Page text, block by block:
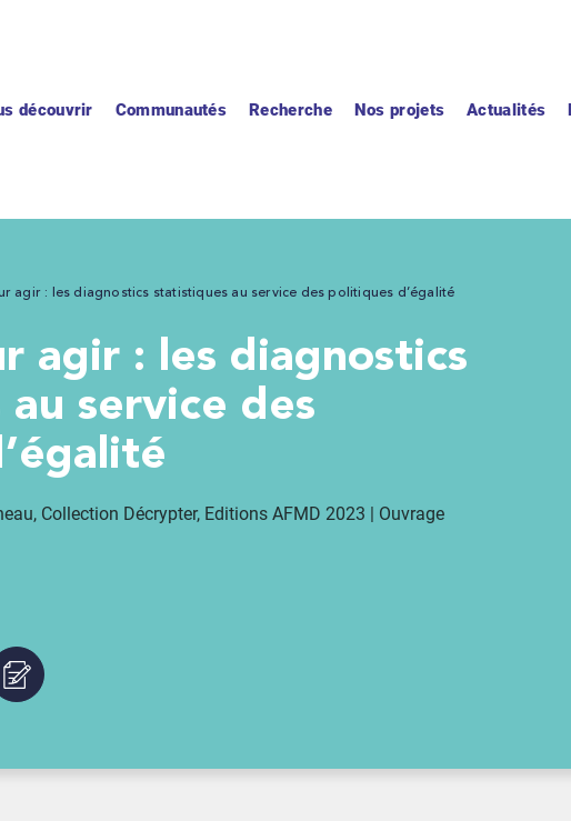
découvrir Communautés Recherche Nos projets Actualités
agir : les diagnostics statistiques au service des politiques d’égalité
service des
Collection Décrypter, Editions AFMD 2023 | Ouvrage